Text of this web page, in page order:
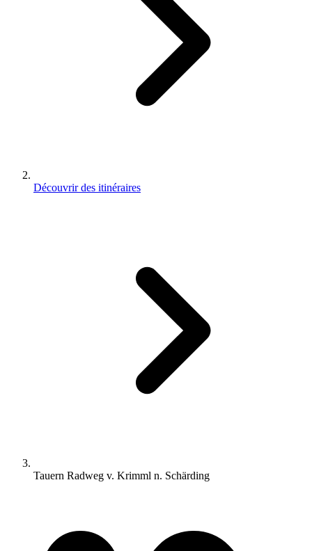
Découvrir des itinéraires
Tauern Radweg v. Krimml n. Schärding